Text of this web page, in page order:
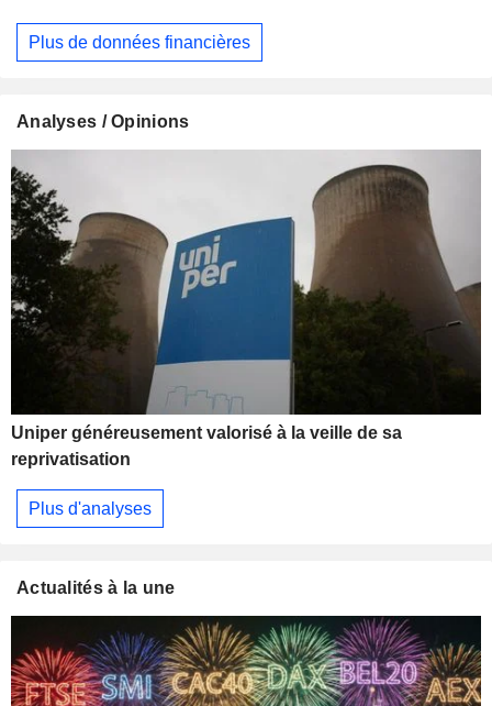
Plus de données financières
Analyses / Opinions
Uniper généreusement valorisé à la veille de sa
reprivatisation
Plus d'analyses
Actualités à la une